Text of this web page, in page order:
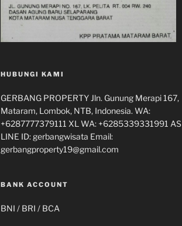
HUBUNGI KAMI
GERBANG PROPERTY Jln. Gunung Merapi 167,
Mataram, Lombok, NTB, Indonesia. WA:
+6287777379111 XL WA: +6285339331991 AS
LINE ID: gerbangwisata Email:
gerbangproperty19@gmail.com
BANK ACCOUNT
BNI / BRI / BCA